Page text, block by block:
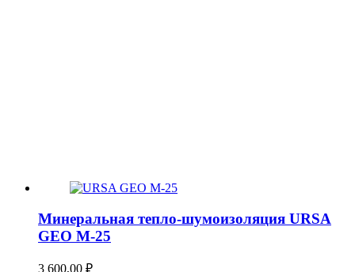
Минеральная тепло-шумоизоляция URSA
GEO М-25
3 600,00 ₽